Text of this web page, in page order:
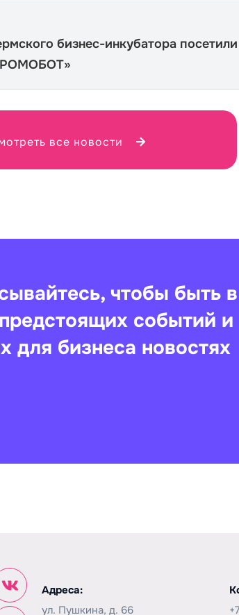
бизнес-инкубатора посетили
все новости
чтобы быть в
событий и
для бизнеса новостях
Адреса:
ул. Пушкина, д. 66